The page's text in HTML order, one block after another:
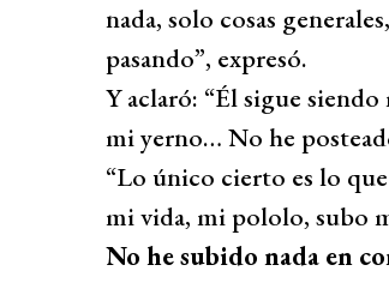
nada, solo cosas
pasando”, expresó.
Y aclaró: “Él sigue
mi yerno… No he
“Lo único cierto es lo
mi vida, mi pololo, subo
No he subido nada en